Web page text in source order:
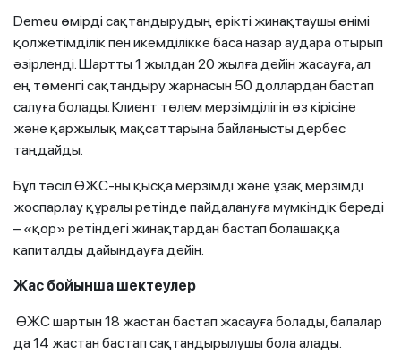
Demeu өмірді сақтандырудың ерікті жинақтаушы өнімі
қолжетімділік пен икемділікке баса назар аудара отырып
әзірленді. Шартты 1 жылдан 20 жылға дейін жасауға, ал
ең төменгі сақтандыру жарнасын 50 доллардан бастап
салуға болады. Клиент төлем мерзімділігін өз кірісіне
және қаржылық мақсаттарына байланысты дербес
таңдайды.
Бұл тәсіл ӨЖС-ны қысқа мерзімді және ұзақ мерзімді
жоспарлау құралы ретінде пайдалануға мүмкіндік береді
– «қор» ретіндегі жинақтардан бастап болашаққа
капиталды дайындауға дейін.
Жас бойынша шектеулер
ӨЖС шартын 18 жастан бастап жасауға болады, балалар
да 14 жастан бастап сақтандырылушы бола алады.